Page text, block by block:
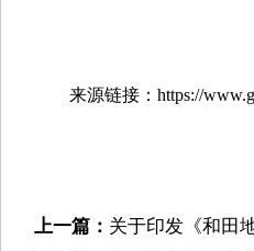
来源链接：https://
上一篇： 关于印发《和田